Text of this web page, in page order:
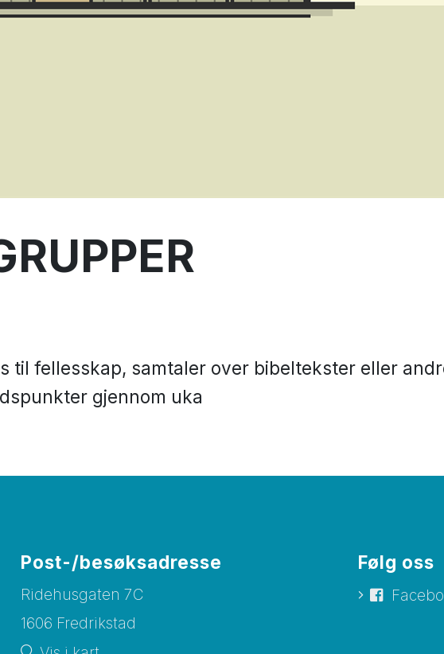
til fellesskap, samtaler over bibeltekster eller
gjennom uka
Post-/besøksadresse
Ridehusgaten 7C
1606 Fredrikstad
Følg oss